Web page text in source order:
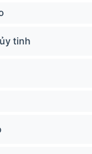
tinh